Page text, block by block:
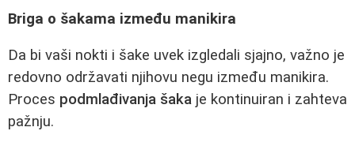
Briga o šakama između manikira
Da bi vaši nokti i šake uvek izgledali sjajno, važno je
redovno održavati njihovu negu između manikira.
Proces podmlađivanja šaka je kontinuiran i zahteva
pažnju.